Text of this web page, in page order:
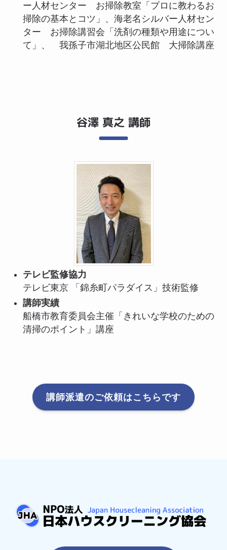
ー人材センター お掃除教室「プロに教わるお
掃除の基本とコツ」、海老名シルバー人材セン
ター お掃除講習会「洗剤の種類や用途につい
て」、 我孫子市湖北地区公民館 大掃除講座
谷澤 真之 講師
テレビ監修協力
テレビ東京 「錦糸町パラダイス」技術監修
講師実績
船橋市教育委員会主催「きれいな学校のための
清掃のポイント」講座
講師派遣のご依頼はこちらです